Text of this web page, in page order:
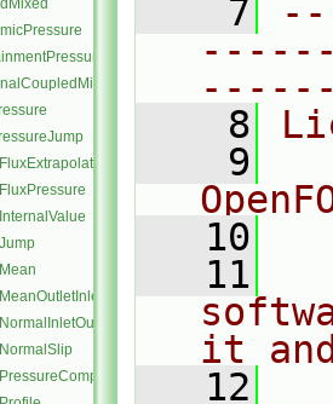
    7
    8
    9
   10
   11
it
   12